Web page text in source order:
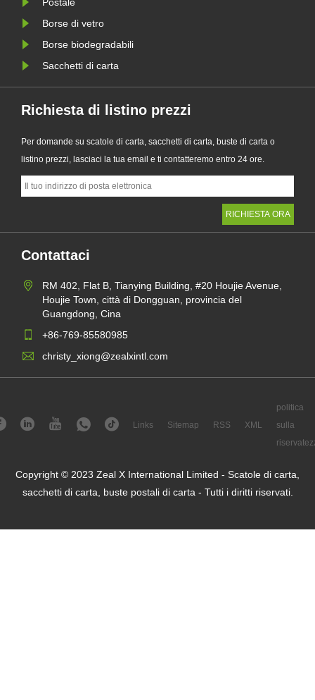
Borse di vetro
Borse biodegradabili
Sacchetti di carta
Richiesta di listino prezzi
Per domande su scatole di carta, sacchetti di carta, buste di carta o
listino prezzi, lasciaci la tua email e ti contatteremo entro 24 ore.
Contattaci
RM 402, Flat B, Tianying Building, #20 Houjie Avenue,
Houjie Town, città di Dongguan, provincia del
Guangdong, Cina
+86-769-85580985
christy_xiong@zealxintl.com
Links Sitemap RSS XML
politica
sulla
Copyright © 2023 Zeal X International Limited - Scatole di carta,
sacchetti di carta, buste postali di carta - Tutti i diritti riservati.